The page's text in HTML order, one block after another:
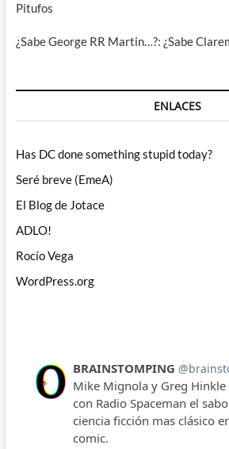
Pitufos
¿Sabe George RR Martin…?: ¿Sabe
ENLACES
Has DC done something stupid today?
Seré breve (EmeA)
El Blog de Jotace
ADLO!
Rocío Vega
WordPress.org